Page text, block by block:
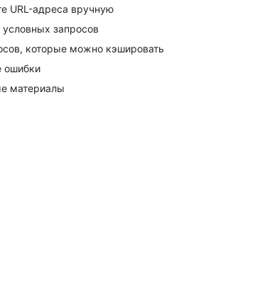
URL-адреса вручную
запросов
которые можно кэшировать
ошибки
материалы